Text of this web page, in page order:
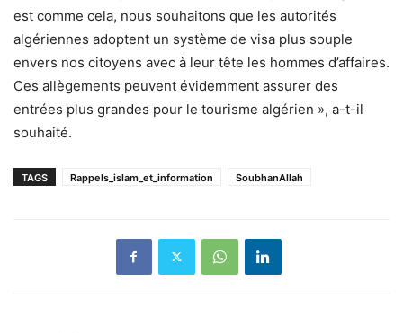
est comme cela, nous souhaitons que les autorités
algériennes adoptent un système de visa plus souple
envers nos citoyens avec à leur tête les hommes d’affaires.
Ces allègements peuvent évidemment assurer des
entrées plus grandes pour le tourisme algérien », a-t-il
souhaité.
TAGS Rappels_islam_et_information SoubhanAllah